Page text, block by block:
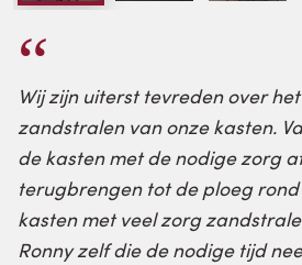
Wij zijn uiterst tevreden over
zandstralen van onze kasten.
de kasten met de nodige zorg
terugbrengen tot de ploeg rond
kasten met veel zorg
Ronny zelf die de nodige tijd